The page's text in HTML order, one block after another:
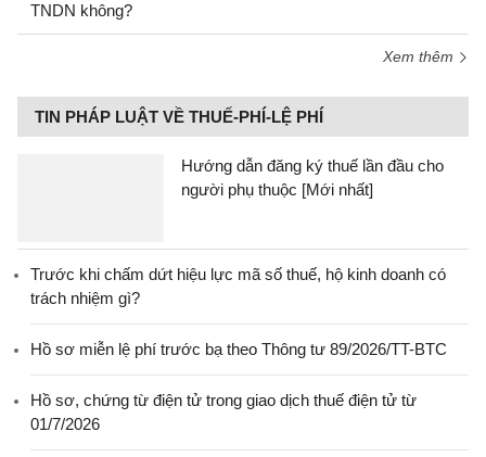
TNDN không?
Xem thêm
TIN PHÁP LUẬT VỀ THUẾ-PHÍ-LỆ PHÍ
Hướng dẫn đăng ký thuế lần đầu cho
người phụ thuộc [Mới nhất]
Trước khi chấm dứt hiệu lực mã số thuế, hộ kinh doanh có
trách nhiệm gì?
Hồ sơ miễn lệ phí trước bạ theo Thông tư 89/2026/TT-BTC
Hồ sơ, chứng từ điện tử trong giao dịch thuế điện tử từ
01/7/2026